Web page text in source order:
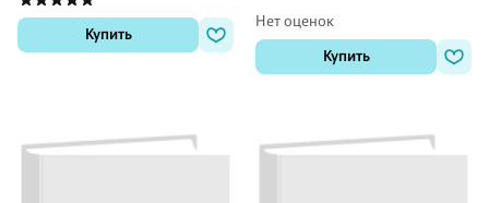
Купить
Нет оценок
Купить